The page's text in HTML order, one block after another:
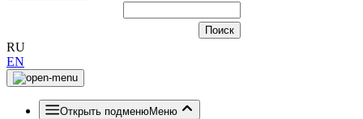
RU
EN
Открыть подменюМеню